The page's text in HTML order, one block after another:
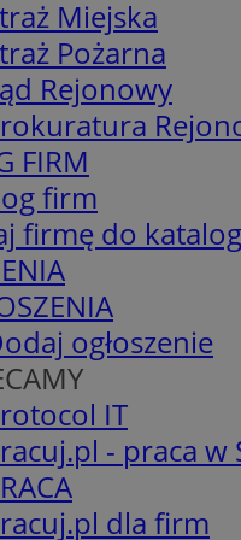
Miejska
Pożarna
Rejonowy
FIRM
firm
firmę do
ogłoszenie
IT
- praca w
dla firm